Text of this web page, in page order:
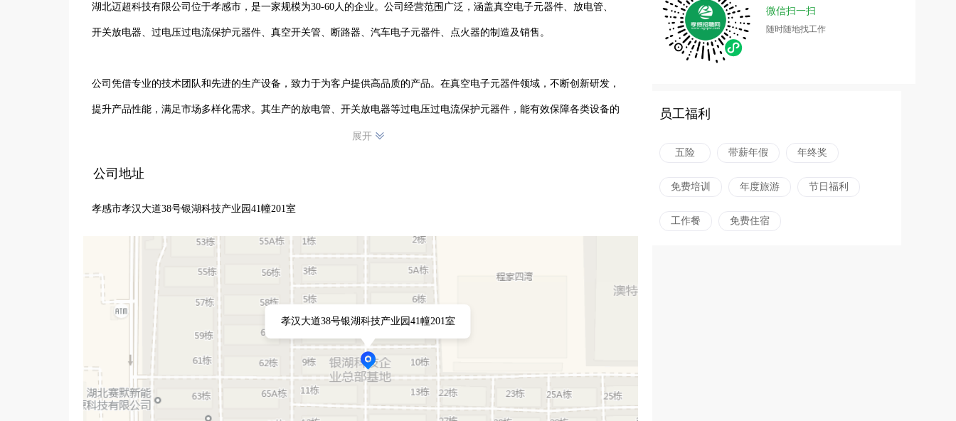
湖北迈超科技有限公司位于孝感市，是一家规模为30-60人的企业。公司经营范围广泛，涵盖真空电子元器件、放电管、
开关放电器、过电压过电流保护元器件、真空开关管、断路器、汽车电子元器件、点火器的制造及销售。
公司凭借专业的技术团队和先进的生产设备，致力于为客户提供高品质的产品。在真空电子元器件领域，不断创新研发，
提升产品性能，满足市场多样化需求。其生产的放电管、开关放电器等过电压过电流保护元器件，能有效保障各类设备的
安全稳定运行。真空开关管和断路器在电力系统中发挥着重要作用。汽车电子元器件方面，专注于为汽车行业提供可靠的
多年来，湖北迈超科技有限公司始终坚持以质量求生存，以信誉求发展的经营理念，不断拓展市场，产品畅销各地，深受
客户信赖。未来，公司将继续秉持专业精神，不断提升自身实力，为行业发展贡献更多力量。
展开
公司地址
孝感市孝汉大道38号银湖科技产业园41幢201室
孝汉大道38号银湖科技产业园41幢201室
微信扫一扫
随时随地找工作
员工福利
五险 带薪年假 年终奖
免费培训 年度旅游 节日福利
工作餐 免费住宿